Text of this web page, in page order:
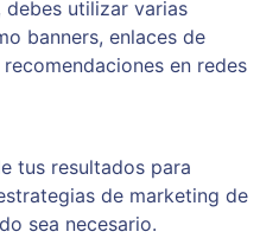
debes utilizar varias
banners, enlaces de
en redes
tus resultados para
de marketing de
sea necesario.